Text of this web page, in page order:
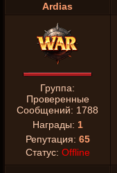
Ardias
Группа:
Проверенные
Сообщений: 1788
Награды: 1
Репутация: 65
Статус: Offline